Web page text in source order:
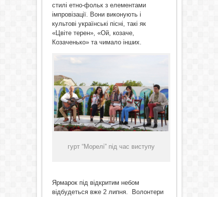
стилі етно-фольк з елементами
імпровізації. Вони виконують і
культові українські пісні, такі як
«Цвіте терен», «Ой, козаче,
Козаченько» та чимало інших.
гурт “Морелі” під час виступу
Ярмарок під відкритим небом
відбудеться вже 2 липня. Волонтери